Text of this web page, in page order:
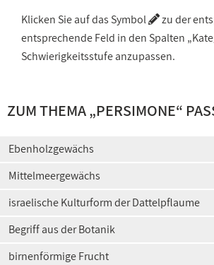
Klicken Sie auf das Symbol
zu der
entsprechende Feld in den Spalten
Schwierigkeitsstufe anzupassen.
ZUM THEMA „PERSIMONE“
Ebenholzgewächs
Mittelmeergewächs
israelische Kulturform der Dattelpflaume
Begriff aus der Botanik
birnenförmige Frucht